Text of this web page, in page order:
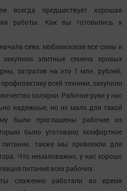
предшествует хорошая
работы. Как вы готовились к
сева, мобилизовав все силы и
элитные семена яровых
затратив на это 1 млн. рублей;
всей техники, закупили
солярки. Рабочие руки у нас
надежные, но их мало для такой
были приглашены рабочие из
было уготовано комфортное
также мы привлекли для
Что немаловажно, у нас хорошо
питания всех рабочих.
слаженно работали во время